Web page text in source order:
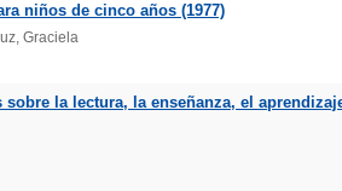
niños de cinco años (1977)
Graciela
la lectura, la enseñanza, el